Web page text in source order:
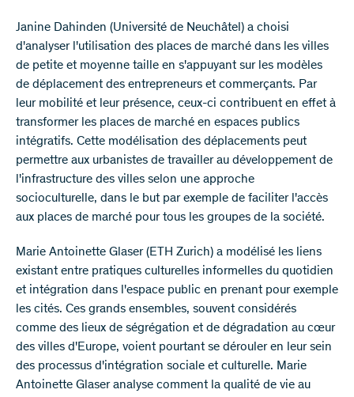
​Janine Dahinden (Université de Neuchâtel) a choisi
d'analyser l'utilisation des places de marché dans les villes
de petite et moyenne taille en s'appuyant sur les modèles
de déplacement des entrepreneurs et commerçants. Par
leur mobilité et leur présence, ceux-ci contribuent en effet à
transformer les places de marché en espaces publics
intégratifs. Cette modélisation des déplacements peut
permettre aux urbanistes de travailler au développement de
l'infrastructure des villes selon une approche
socioculturelle, dans le but par exemple de faciliter l'accès
aux places de marché pour tous les groupes de la société.
Marie Antoinette Glaser (ETH Zurich) a modélisé les liens
existant entre pratiques culturelles informelles du quotidien
et intégration dans l'espace public en prenant pour exemple
les cités. Ces grands ensembles, souvent considérés
comme des lieux de ségrégation et de dégradation au cœur
des villes d'Europe, voient pourtant se dérouler en leur sein
des processus d'intégration sociale et culturelle. Marie
Antoinette Glaser analyse comment la qualité de vie au